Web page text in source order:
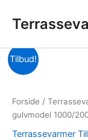
Tilbud!
Forside /
gulvmodel 1000/
Terrassevarmer